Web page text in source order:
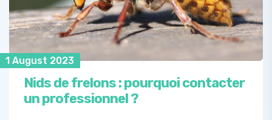
1 August 2023
Nids de frelons : pourquoi contacter
un professionnel ?